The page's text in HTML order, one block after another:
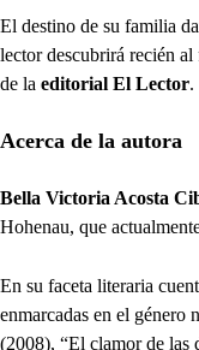
El destino de su familia
lector descubrirá recién
de la editorial El Lector.
Acerca de la autora
Bella Victoria Acosta
Hohenau, que
En su faceta literaria
enmarcadas en el género
(2008), “El clamor de las